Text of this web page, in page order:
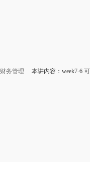
财务管理 本讲内容：week7-6